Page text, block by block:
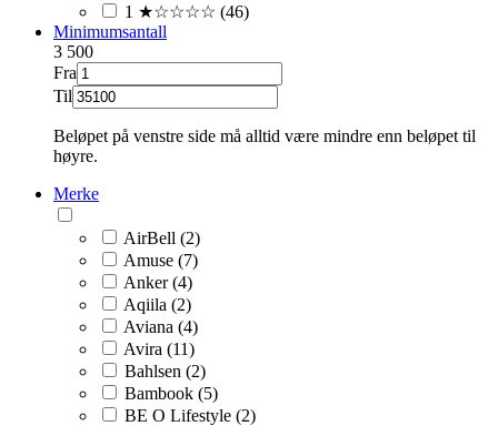
1 ★☆☆☆☆ (46)
Minimumsantall
3 500
Fra
Til
Beløpet på venstre side må alltid være mindre enn beløpet til
høyre.
Merke
AirBell (2)
Amuse (7)
Anker (4)
Aqiila (2)
Aviana (4)
Avira (11)
Bahlsen (2)
Bambook (5)
BE O Lifestyle (2)